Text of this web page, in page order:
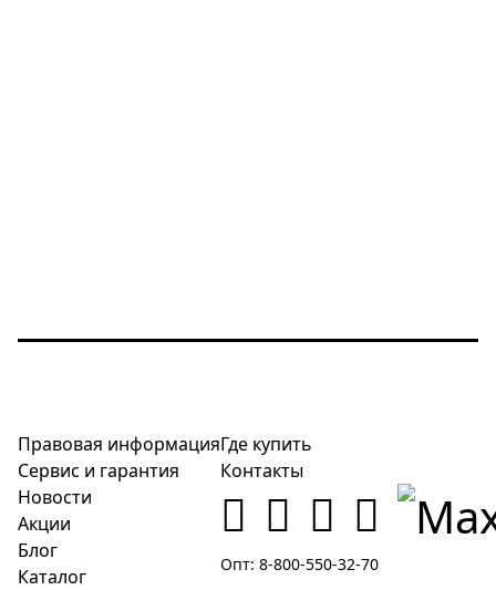
Правовая информация
Сервис и гарантия
Новости
Акции
Блог
Каталог
Где купить
Контакты
Опт: 8-800-550-32-70